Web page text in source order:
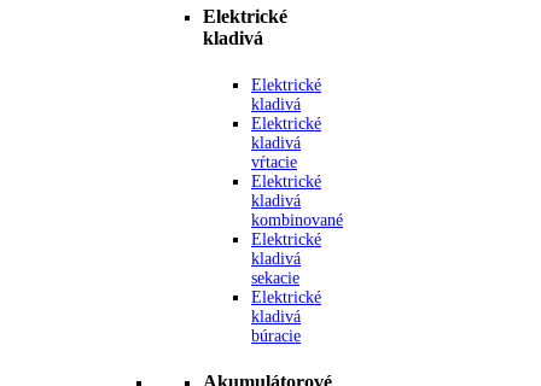
Elektrické
kladivá
Elektrické
kladivá
Elektrické
kladivá
vŕtacie
Elektrické
kladivá
kombinované
Elektrické
kladivá
sekacie
Elektrické
kladivá
búracie
Akumulátorové